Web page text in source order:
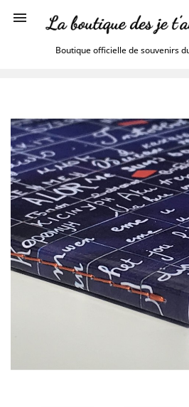

Boutique officielle de souvenirs